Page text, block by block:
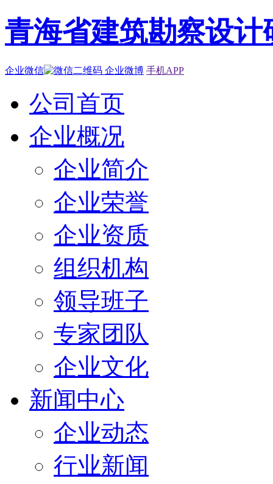
青海省建筑勘察设
企业微信 企业微博 手机APP
公司首页
企业概况
企业简介
企业荣誉
企业资质
组织机构
领导班子
专家团队
企业文化
新闻中心
企业动态
行业新闻